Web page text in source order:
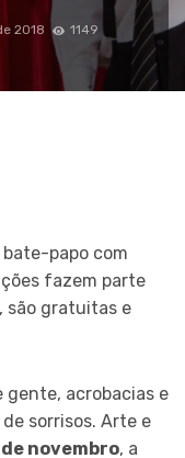
2018
1149
papo com
fazem parte
são gratuitas e
gente, acrobacias e
sorrisos. Arte e
de novembro, a